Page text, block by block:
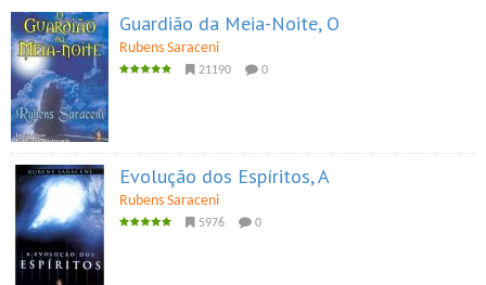
Guardião da Meia-Noite, O
Rubens Saraceni
21190 0
Evolução dos Espíritos, A
Rubens Saraceni
5976 0